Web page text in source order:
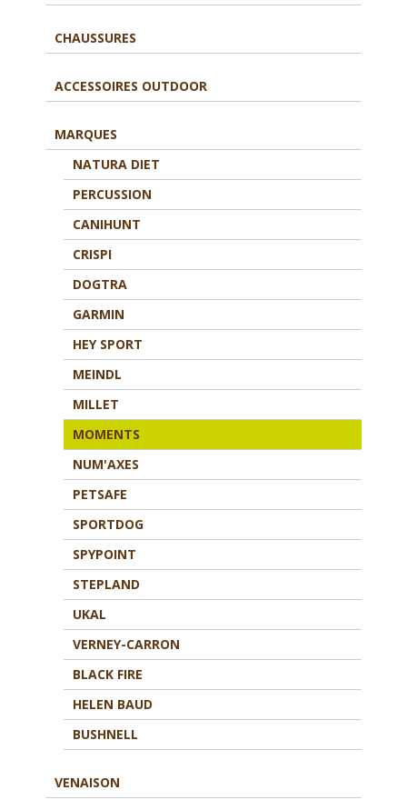
CHAUSSURES
ACCESSOIRES OUTDOOR
MARQUES
NATURA DIET
PERCUSSION
CANIHUNT
CRISPI
DOGTRA
GARMIN
HEY SPORT
MEINDL
MILLET
MOMENTS
NUM'AXES
PETSAFE
SPORTDOG
SPYPOINT
STEPLAND
UKAL
VERNEY-CARRON
BLACK FIRE
HELEN BAUD
BUSHNELL
VENAISON